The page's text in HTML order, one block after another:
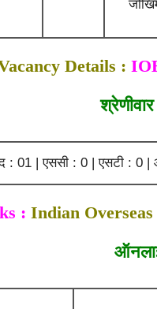
Details :
: 01 | एससी : 0 | एसटी : 0
: Indian